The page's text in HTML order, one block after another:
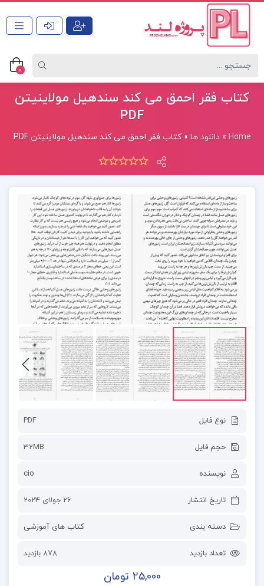
0
کتاب فقر احمق می کند سندهیل مولاینیتن
PDF
Home
»دانلود ها »کتاب فقر احمق می کند سندهیل مولاینیتن PDF
نوع فایل PDF
حجم فایل 32MB
نویسنده cio
تاریخ انتشار 26 جولای 2024
دسته بندی کتاب های آموزشی
تعداد بازدید 878 بازدید
25,000 تومان